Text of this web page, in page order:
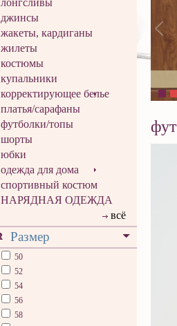
лонгсливы
джинсы
жакеты, кардиганы
жилеты
костюмы
купальники
корректирующее белье
платья/сарафаны
футболки/топы
шорты
юбки
одежда для дома
спортивный костюм
НАРЯДНАЯ ОДЕЖДА
всё
Размер
50
52
54
56
58